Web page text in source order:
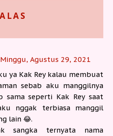
Minggu, Agustus 29, 2021
ya Kak Rey kalau membuat
sebab aku manggilnya
sama seperti Kak Rey saat
nggak terbiasa manggil
lain 😂.
sangka ternyata nama